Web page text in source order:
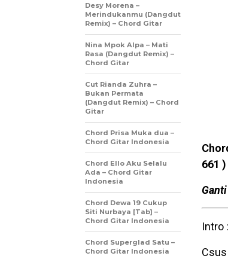
661 )
Intro
Desy Morena –
Merindukanmu (Dangdut
Remix) – Chord Gitar
Nina Mpok Alpa – Mati
Rasa (Dangdut Remix) –
Chord Gitar
Cut Rianda Zuhra –
Bukan Permata
(Dangdut Remix) – Chord
Gitar
Chord Prisa Muka dua –
Chord Gitar Indonesia
Chord Ello Aku Selalu
Ada – Chord Gitar
Indonesia
Chord Dewa 19 Cukup
Siti Nurbaya [Tab] –
Chord Gitar Indonesia
Chord Superglad Satu –
Chord Gitar Indonesia